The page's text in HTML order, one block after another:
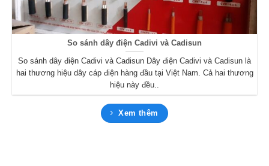
So sánh dây điện Cadivi và Cadisun
So sánh dây điện Cadivi và Cadisun Dây điện Cadivi và Cadisun là
hai thương hiệu dây cáp điện hàng đầu tại Việt Nam. Cả hai thương
hiệu này đều..
Xem thêm